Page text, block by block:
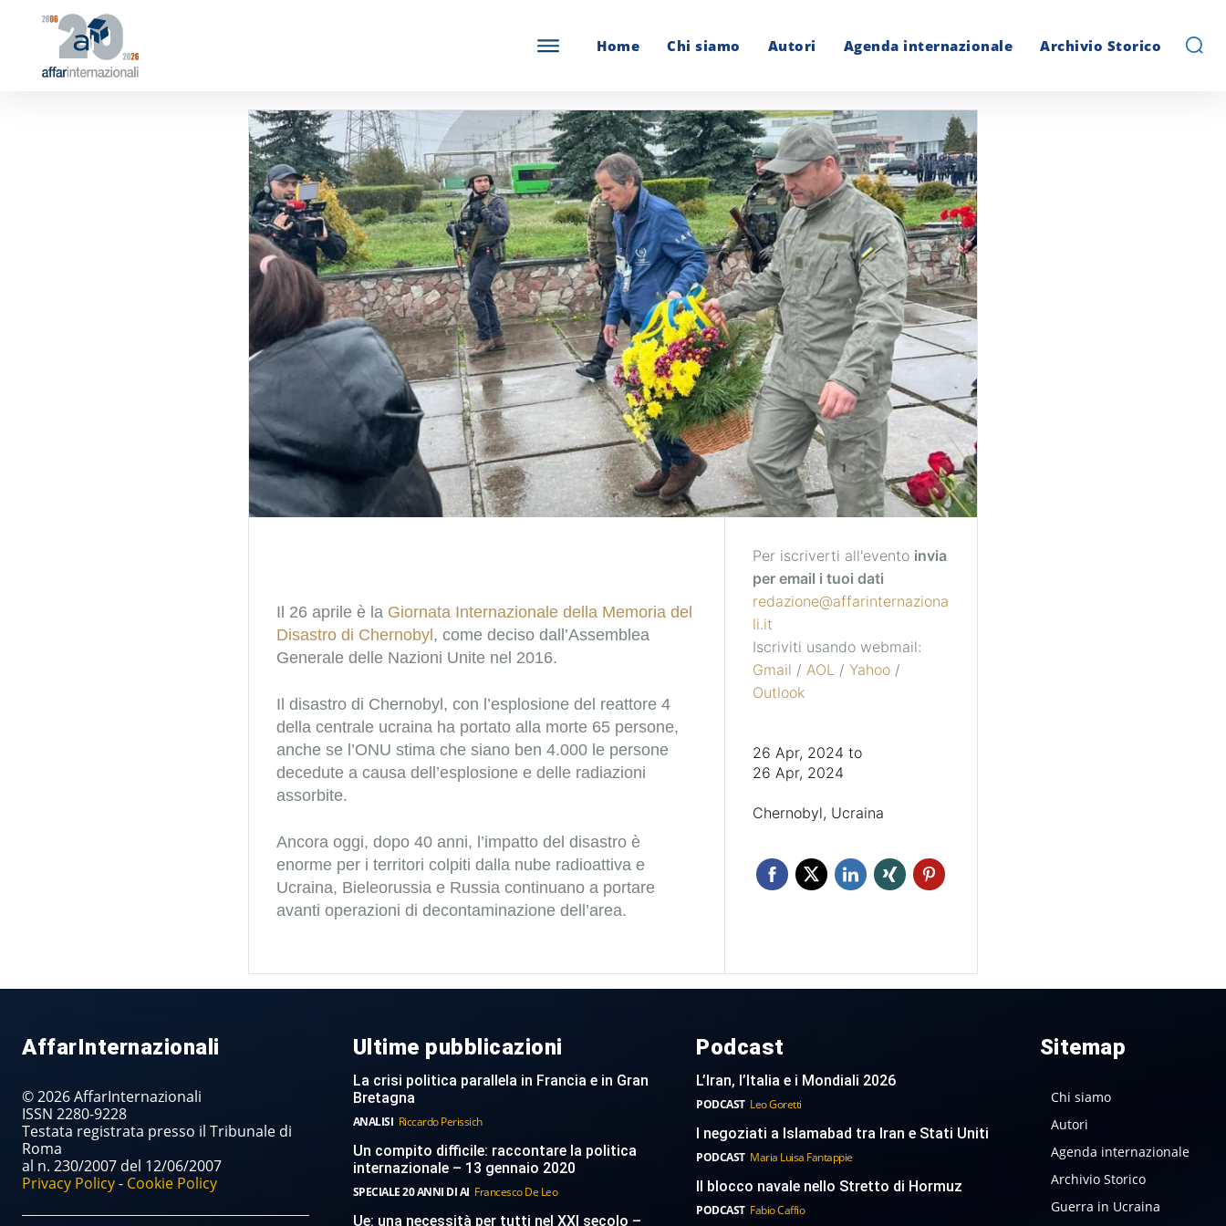
Home Chi siamo Autori Agenda internazionale Archivio Storico
Il 26 aprile è la Giornata Internazionale della Memoria del
Disastro di Chernobyl, come deciso dall’Assemblea
Generale delle Nazioni Unite nel 2016.
Il disastro di Chernobyl, con l’esplosione del reattore 4
della centrale ucraina ha portato alla morte 65 persone,
anche se l’ONU stima che siano ben 4.000 le persone
decedute a causa dell’esplosione e delle radiazioni
assorbite.
Ancora oggi, dopo 40 anni, l’impatto del disastro è
enorme per i territori colpiti dalla nube radioattiva e
Ucraina, Bieleorussia e Russia continuano a portare
avanti operazioni di decontaminazione dell’area.
Per iscriverti all'evento invia
per email i tuoi dati
redazione@affarinternaziona
li.it
Iscriviti usando webmail:
Gmail / AOL / Yahoo /
Outlook
26 Apr, 2024 to
26 Apr, 2024
Chernobyl, Ucraina
AffarInternazionali
© 2026 AffarInternazionali
ISSN 2280-9228
Testata registrata presso il Tribunale di
Roma
al n. 230/2007 del 12/06/2007
Privacy Policy- Cookie Policy
Ultime pubblicazioni
La crisi politica parallela in Francia e in Gran
Bretagna
ANALISI Riccardo Perissich
Un compito difficile: raccontare la politica
internazionale – 13 gennaio 2020
SPECIALE 20 ANNI DI AI Francesco De Leo
Ue: una necessità per tutti nel XXI secolo –
Podcast
L’Iran, l’Italia e i Mondiali 2026
PODCAST Leo Goretti
I negoziati a Islamabad tra Iran e Stati Uniti
PODCAST Maria Luisa Fantappie
Il blocco navale nello Stretto di Hormuz
PODCAST Fabio Caffio
Sitemap
Chi siamo
Autori
Agenda internazionale
Archivio Storico
Guerra in Ucraina